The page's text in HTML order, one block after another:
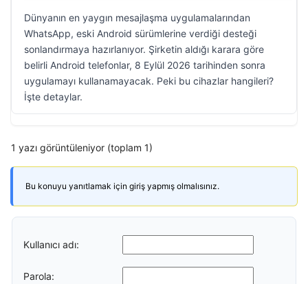
Dünyanın en yaygın mesajlaşma uygulamalarından
WhatsApp, eski Android sürümlerine verdiği desteği
sonlandırmaya hazırlanıyor. Şirketin aldığı karara göre
belirli Android telefonlar, 8 Eylül 2026 tarihinden sonra
uygulamayı kullanamayacak. Peki bu cihazlar hangileri?
İşte detaylar.
1 yazı görüntüleniyor (toplam 1)
Bu konuyu yanıtlamak için giriş yapmış olmalısınız.
Kullanıcı adı:
Parola: